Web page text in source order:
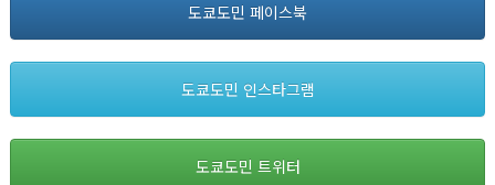
도쿄도민 페이스북
도쿄도민 인스타그램
도쿄도민 트위터